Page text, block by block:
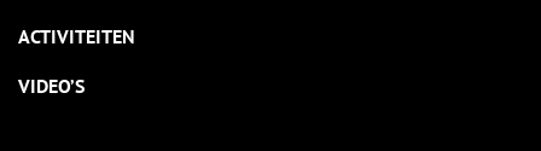
ACTIVITEITEN
VIDEO’S